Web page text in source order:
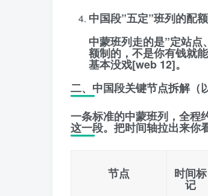
中国段”五定”班列的配
中蒙班列走的是”定站
额制的，不是你有钱就
基本没戏[web 12]。
二、中国段关键节点拆解（
一条标准的中蒙班列，全程
这一段。把时间轴拉出来你
节点 时间标
记